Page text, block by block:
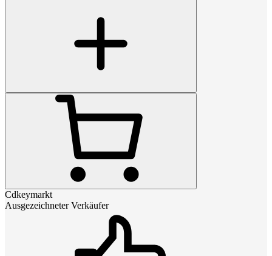
Cdkeymarkt
Ausgezeichneter Verkäufer